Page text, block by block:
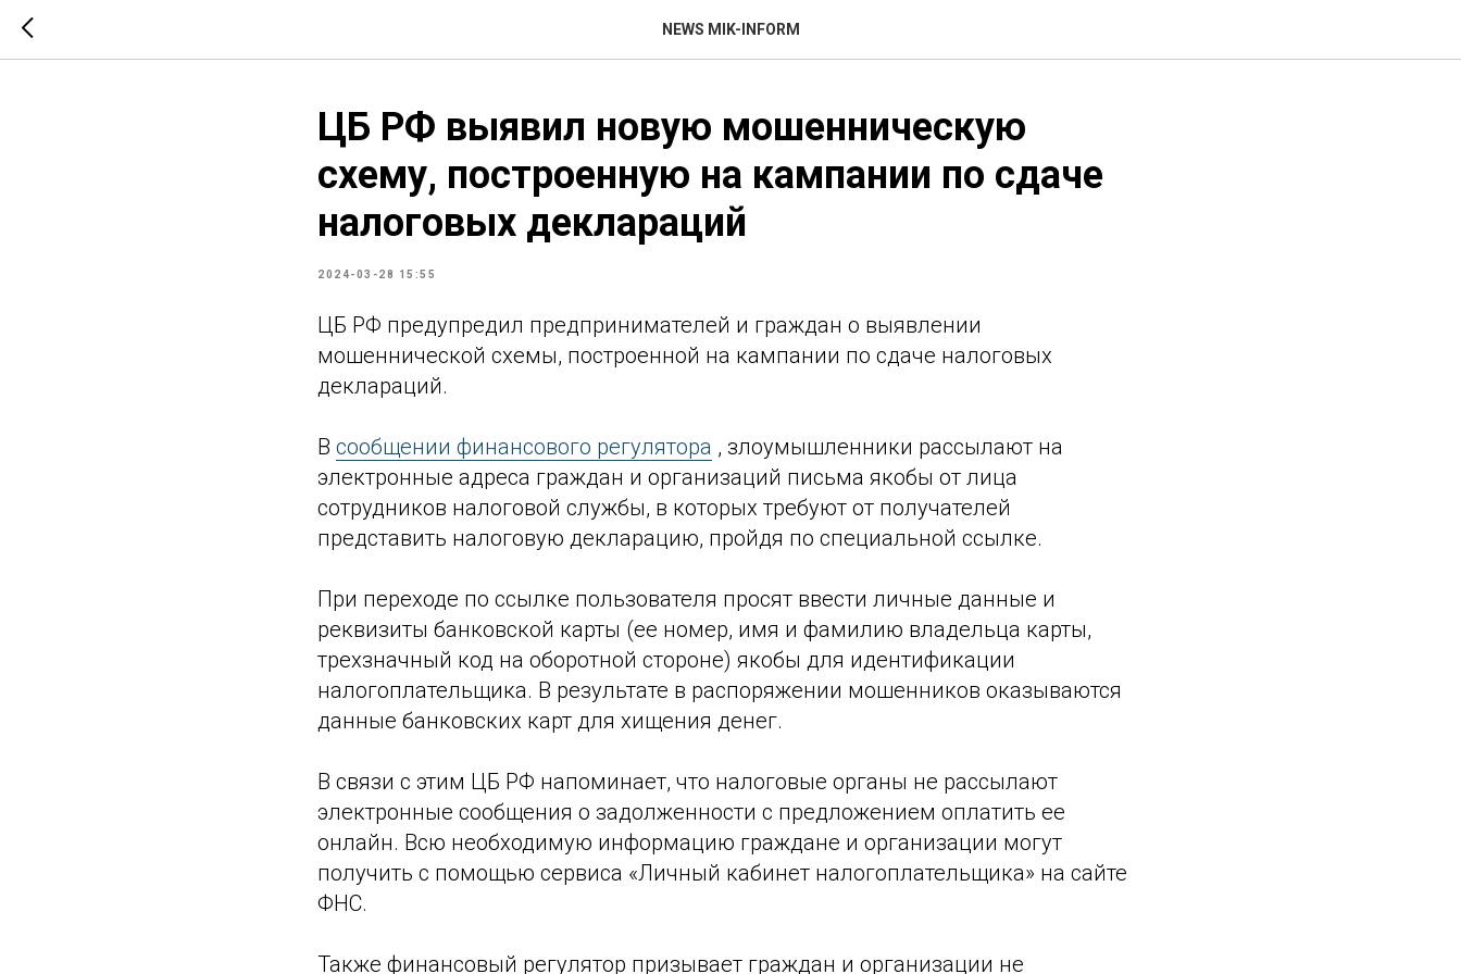
NEWS MIK-INFORM
ЦБ РФ выявил новую мошенническую
схему, построенную на кампании по сдаче
налоговых деклараций
2024-03-28 15:55
ЦБ РФ предупредил предпринимателей и граждан о выявлении
мошеннической схемы, построенной на кампании по сдаче налоговых
деклараций.
В сообщении финансового регулятора , злоумышленники рассылают на
электронные адреса граждан и организаций письма якобы от лица
сотрудников налоговой службы, в которых требуют от получателей
представить налоговую декларацию, пройдя по специальной ссылке.
При переходе по ссылке пользователя просят ввести личные данные и
реквизиты банковской карты (ее номер, имя и фамилию владельца карты,
трехзначный код на оборотной стороне) якобы для идентификации
налогоплательщика. В результате в распоряжении мошенников оказываются
данные банковских карт для хищения денег.
В связи с этим ЦБ РФ напоминает, что налоговые органы не рассылают
электронные сообщения о задолженности с предложением оплатить ее
онлайн. Всю необходимую информацию граждане и организации могут
получить с помощью сервиса «Личный кабинет налогоплательщика» на сайте
ФНС.
Также финансовый регулятор призывает граждан и организации не